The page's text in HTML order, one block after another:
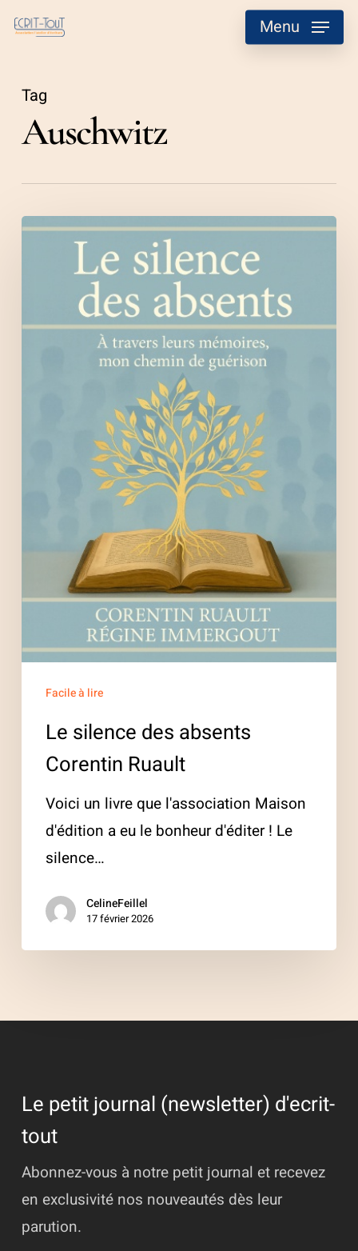
Skip
content
Menu
Tag
Auschwitz
Le
Facile à lire
Le silence des absents
Corentin Ruault
Voici un livre que l'association Maison
d'édition a eu le bonheur d'éditer ! Le
silence…
CelineFeillel
17 février 2026
Le petit journal (newsletter) d'ecrit-
tout
Abonnez-vous à notre petit journal et recevez
en exclusivité nos nouveautés dès leur
parution.